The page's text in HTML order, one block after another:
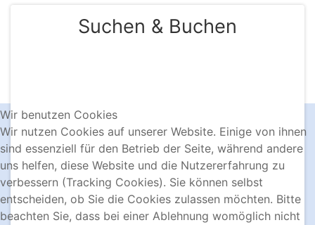
Wir benutzen Cookies
Wir nutzen Cookies auf unserer Website. Einige von ihnen
sind essenziell für den Betrieb der Seite, während andere
uns helfen, diese Website und die Nutzererfahrung zu
verbessern (Tracking Cookies). Sie können selbst
entscheiden, ob Sie die Cookies zulassen möchten. Bitte
beachten Sie, dass bei einer Ablehnung womöglich nicht
Suchen & Buchen